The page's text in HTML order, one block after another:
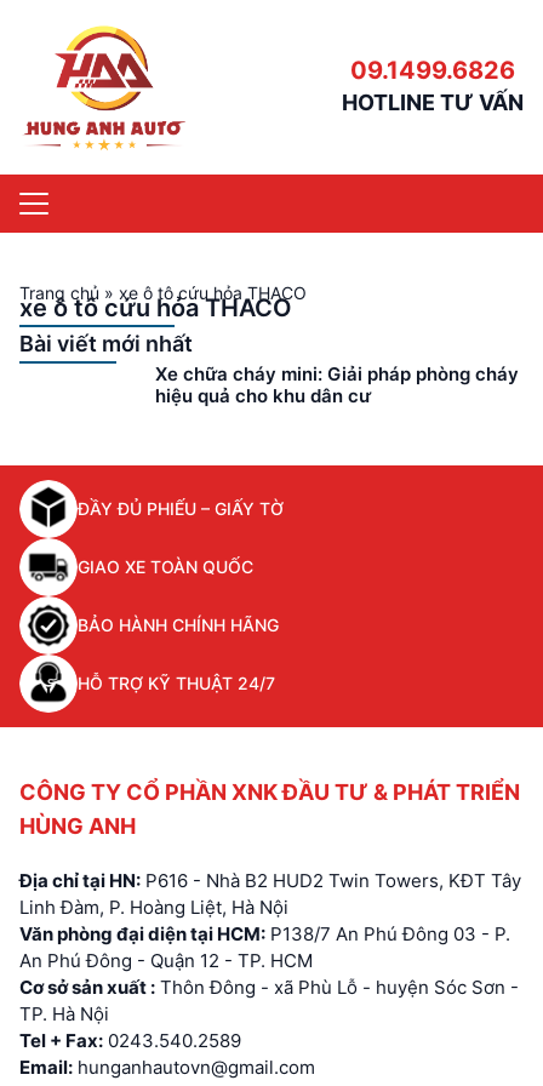
09.1499.6826
HOTLINE TƯ VẤN
Trang chủ » xe ô tô cứu hỏa THACO
xe ô tô cứu hỏa THACO
Bài viết mới nhất
Xe chữa cháy mini: Giải pháp phòng cháy
hiệu quả cho khu dân cư
ĐẦY ĐỦ PHIẾU – GIẤY TỜ
GIAO XE TOÀN QUỐC
BẢO HÀNH CHÍNH HÃNG
HỖ TRỢ KỸ THUẬT 24/7
CÔNG TY CỔ PHẦN XNK ĐẦU TƯ & PHÁT TRIỂN
HÙNG ANH
Địa chỉ tại HN: P616 - Nhà B2 HUD2 Twin Towers, KĐT Tây
Linh Đàm, P. Hoàng Liệt, Hà Nội
Văn phòng đại diện tại HCM: P138/7 An Phú Đông 03 - P.
An Phú Đông - Quận 12 - TP. HCM
Cơ sở sản xuất : Thôn Đông - xã Phù Lỗ - huyện Sóc Sơn -
TP. Hà Nội
Tel + Fax: 0243.540.2589
Email: hunganhautovn@gmail.com